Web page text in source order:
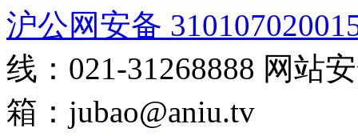
沪公网安备
线：021-31268888 网站
箱： jubao@aniu.tv